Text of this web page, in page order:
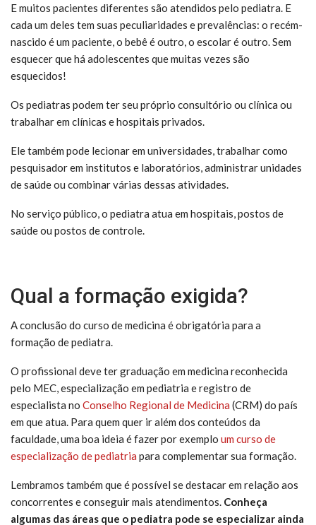
E muitos pacientes diferentes são atendidos pelo pediatra. E
cada um deles tem suas peculiaridades e prevalências: o recém-
nascido é um paciente, o bebê é outro, o escolar é outro. Sem
esquecer que há adolescentes que muitas vezes são
esquecidos!
Os pediatras podem ter seu próprio consultório ou clínica ou
trabalhar em clínicas e hospitais privados.
Ele também pode lecionar em universidades, trabalhar como
pesquisador em institutos e laboratórios, administrar unidades
de saúde ou combinar várias dessas atividades.
No serviço público, o pediatra atua em hospitais, postos de
saúde ou postos de controle.
Qual a formação exigida?
A conclusão do curso de medicina é obrigatória para a
formação de pediatra.
O profissional deve ter graduação em medicina reconhecida
pelo MEC, especialização em pediatria e registro de
especialista no Conselho Regional de Medicina (CRM) do país
em que atua. Para quem quer ir além dos conteúdos da
faculdade, uma boa ideia é fazer por exemplo um curso de
especialização de pediatria para complementar sua formação.
Lembramos também que é possível se destacar em relação aos
concorrentes e conseguir mais atendimentos. Conheça
algumas das áreas que o pediatra pode se especializar ainda